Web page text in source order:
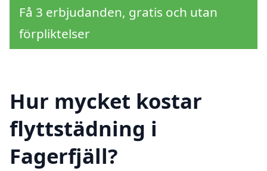
Få 3 erbjudanden, gratis och utan
förpliktelser
Hur mycket kostar
flyttstädning i
Fagerfjäll?